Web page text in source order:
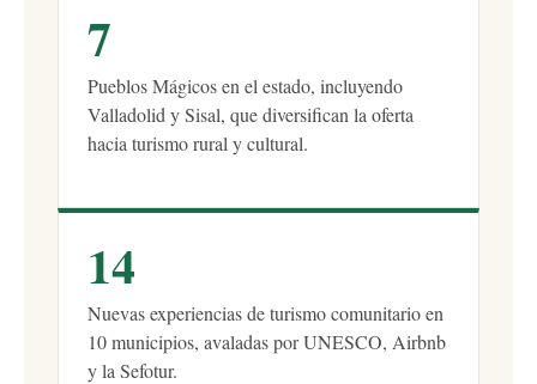
7
Pueblos Mágicos en el estado, incluyendo
Valladolid y Sisal, que diversifican la oferta
hacia turismo rural y cultural.
14
Nuevas experiencias de turismo comunitario en
10 municipios, avaladas por UNESCO, Airbnb
y la Sefotur.